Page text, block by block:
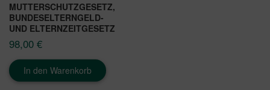
MUTTERSCHUTZGESETZ,
BUNDESELTERNGELD-
UND ELTERNZEITGESETZ
98,00 €
In den Warenkorb